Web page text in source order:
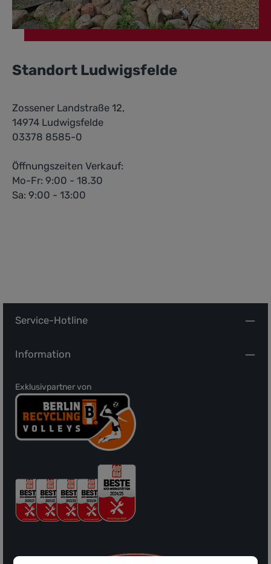
Standort Ludwigsfelde
Zossener Landstraße 12,
14974 Ludwigsfelde
03378 8585-0
Öffnungszeiten Verkauf:
Mo-Fr: 9:00 - 18.30
Sa: 9:00 - 13:00
Service-Hotline
Information
Exklusivpartner von